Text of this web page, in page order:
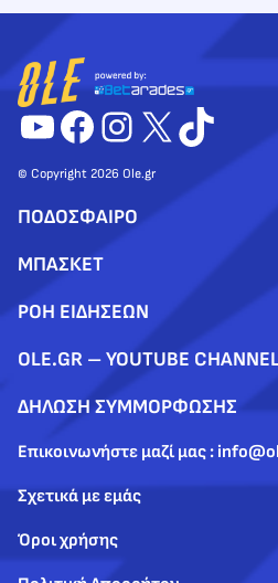
YouTube
Facebook
Instagram
X
© Copyright 2026 Ole.gr
ΠΟΔΟΣΦΑΙΡΟ
ΜΠΑΣΚΕΤ
ΡΟΗ ΕΙΔΗΣΕΩΝ
OLE.GR – YOUTUBE
ΔΗΛΩΣΗ ΣΥΜΜΟΡΦΩΣΗΣ
Επικοινωνήστε μαζί μας :
Σχετικά με εμάς
Όροι χρήσης